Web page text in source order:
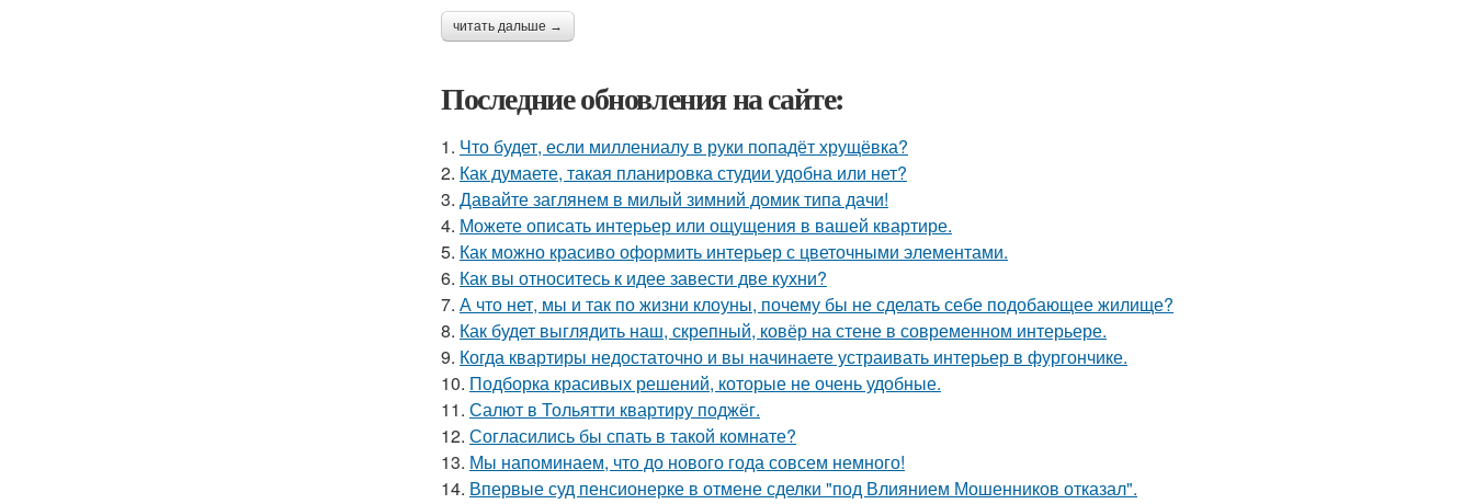
читать дальше →
Последние обновления на сайте:
1. Что будет, если миллениалу в руки попадёт хрущёвка?
2. Как думаете, такая планировка студии удобна или нет?
3. Давайте заглянем в милый зимний домик типа дачи!
4. Можете описать интерьер или ощущения в вашей квартире.
5. Как можно красиво оформить интерьер с цветочными элементами.
6. Как вы относитесь к идее завести две кухни?
7. А что нет, мы и так по жизни клоуны, почему бы не сделать себе подобающее жилище?
8. Как будет выглядить наш, скрепный, ковёр на стене в современном интерьере.
9. Когда квартиры недостаточно и вы начинаете устраивать интерьер в фургончике.
10. Подборка красивых решений, которые не очень удобные.
11. Салют в Тольятти квартиру поджёг.
12. Согласились бы спать в такой комнате?
13. Мы напоминаем, что до нового года совсем немного!
14. Впервые суд пенсионерке в отмене сделки "под Влиянием Мошенников отказал".